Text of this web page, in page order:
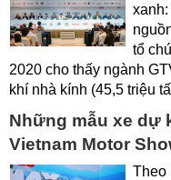
tổ
2020 cho thấy ngành
khí nhà kính (45,5 triệu
Những mẫu xe dự
Vietnam Motor
Theo